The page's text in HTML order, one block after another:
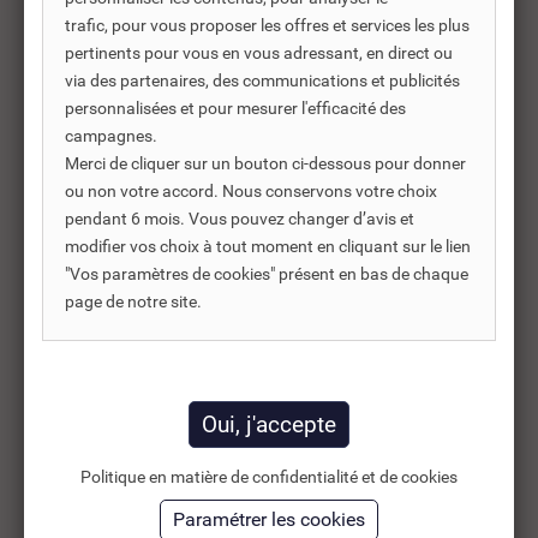
Produits complémentaires
Les produits complémentaires sont généralement des
produits connexes ou associés. Ils vous permettent soit
d’améliorer l’utilisation soit répondre à des besoins
supplémentaires.
trafic, pour vous proposer les offres et services les plus
pertinents pour vous en vous adressant, en direct ou
via des partenaires, des communications et publicités
personnalisées et pour mesurer l'efficacité des
campagnes.
Merci de cliquer sur un bouton ci-dessous pour donner
ou non votre accord. Nous conservons votre choix
pendant 6 mois. Vous pouvez changer d’avis et
modifier vos choix à tout moment en cliquant sur le lien
"Vos paramètres de cookies" présent en bas de chaque
page de notre site.
Politique en matière de confidentialité et de cookies